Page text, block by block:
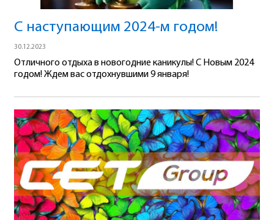
С наступающим 2024-м годом!
30.12.2023
Отличного отдыха в новогодние каникулы! С Новым 2024
годом! Ждем вас отдохнувшими 9 января!